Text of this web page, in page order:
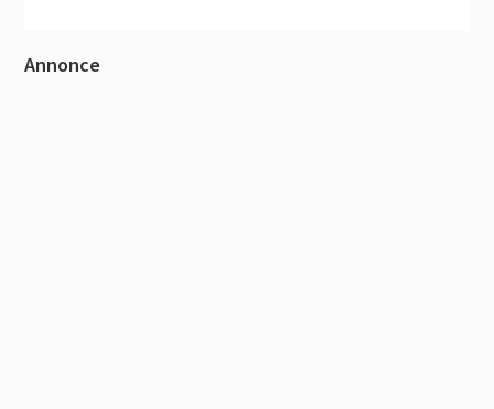
Primær
Annonce